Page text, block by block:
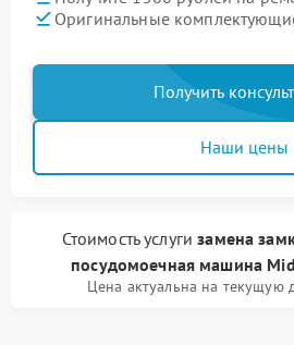
Оригинальные
Получить
Наши цены
Стоимость услугизамена
посудомоечная машина
Цена актуальна на текущую